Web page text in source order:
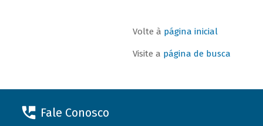
Volte à página inicial
Visite a página de busca
Fale Conosco